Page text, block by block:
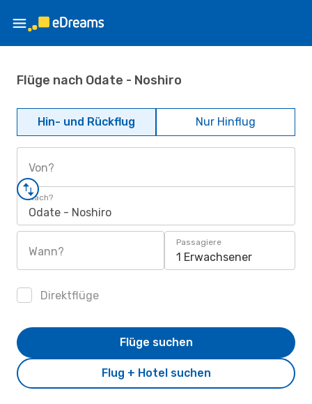
Flüge nach Odate - Noshiro
Hin- und Rückflug Nur Hinflug
Von?
Nach?
Odate - Noshiro
Wann?
Passagiere
1 Erwachsener
Direktflüge
Flug + Hotel suchen
Flüge suchen